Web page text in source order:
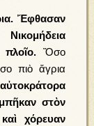
Ἔφθασαν
Ὅσο
πιὸ ἄγρια
στὸν
χόρευαν